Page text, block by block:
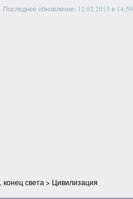
Последнее обновление: 12.02.2013 в 14:59
света > Цивилизация